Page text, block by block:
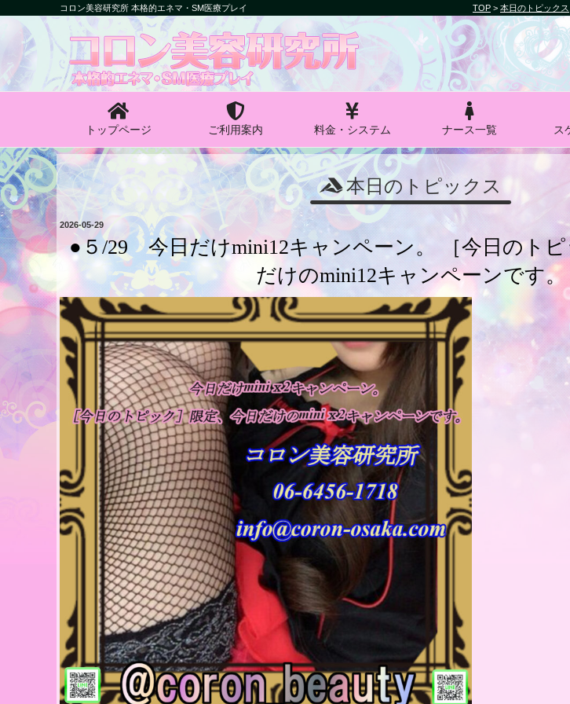
ツ
へ
ッ
プ
コロン美容研究所 本格的エネマ・SM医療プレイ TOP > 本日のトピックス
コロン美容研究所
本格的エネマ・SM医療プレイ
トップページ ご利用案内 料金・システム ナース一覧 ス
本日のトピックス
投
2026-05-29
●５/29 今日だけmini12キャンペーン。 ［今日のトピ
だけのmini12キャンペーンです。